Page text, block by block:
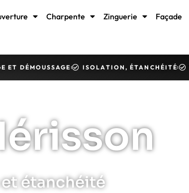
Charpente Zinguerie Façade
ET DÉMOUSSAGE ISOLATION, ÉTANCHÉITÉ
étanchéité